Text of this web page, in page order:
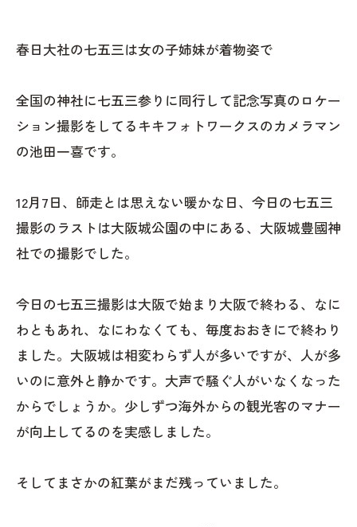
春日大社の七五三は女の子姉妹が着物姿で
全国の神社に七五三参りに同行して記念写真のロケー
ション撮影をしてるキキフォトワークスのカメラマン
の池田一喜です。
12月7日、師走とは思えない暖かな日、今日の七五三
撮影のラストは大阪城公園の中にある、大阪城豊國神
社での撮影でした。
今日の七五三撮影は大阪で始まり大阪で終わる、なに
わともあれ、なにわなくても、毎度おおきにで終わり
ました。大阪城は相変わらず人が多いですが、人が多
いのに意外と静かです。大声で騒ぐ人がいなくなった
からでしょうか。少しずつ海外からの観光客のマナー
が向上してるのを実感しました。
そしてまさかの紅葉がまだ残っていました。